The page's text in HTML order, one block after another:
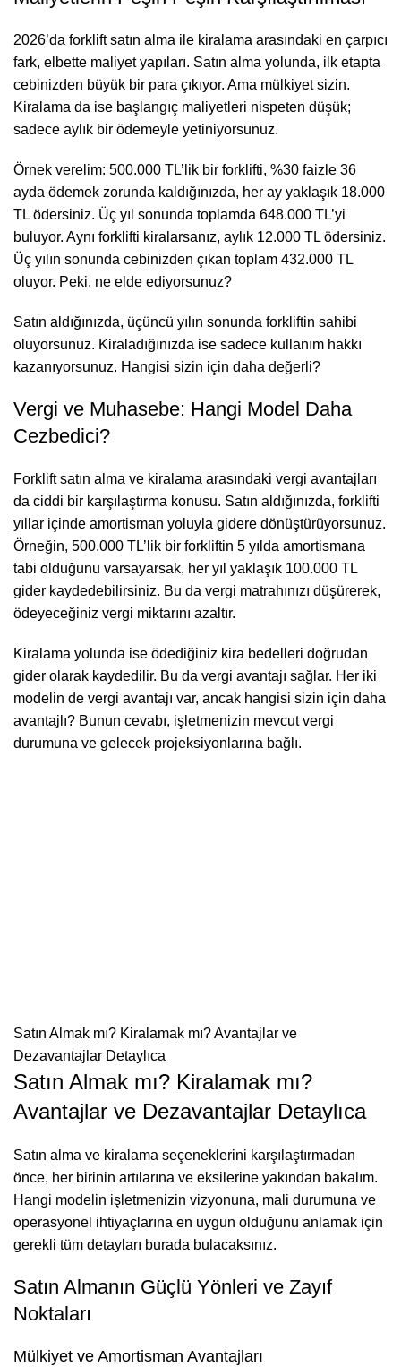
2026’da forklift satın alma ile kiralama arasındaki en çarpıcı
fark, elbette maliyet yapıları. Satın alma yolunda, ilk etapta
cebinizden büyük bir para çıkıyor. Ama mülkiyet sizin.
Kiralama da ise başlangıç maliyetleri nispeten düşük;
sadece aylık bir ödemeyle yetiniyorsunuz.
Örnek verelim: 500.000 TL’lik bir forklifti, %30 faizle 36
ayda ödemek zorunda kaldığınızda, her ay yaklaşık 18.000
TL ödersiniz. Üç yıl sonunda toplamda 648.000 TL’yi
buluyor. Aynı forklifti kiralarsanız, aylık 12.000 TL ödersiniz.
Üç yılın sonunda cebinizden çıkan toplam 432.000 TL
oluyor. Peki, ne elde ediyorsunuz?
Satın aldığınızda, üçüncü yılın sonunda forkliftin sahibi
oluyorsunuz. Kiraladığınızda ise sadece kullanım hakkı
kazanıyorsunuz. Hangisi sizin için daha değerli?
Vergi ve Muhasebe: Hangi Model Daha
Cezbedici?
Forklift satın alma ve kiralama arasındaki vergi avantajları
da ciddi bir karşılaştırma konusu. Satın aldığınızda, forklifti
yıllar içinde amortisman yoluyla gidere dönüştürüyorsunuz.
Örneğin, 500.000 TL’lik bir forkliftin 5 yılda amortismana
tabi olduğunu varsayarsak, her yıl yaklaşık 100.000 TL
gider kaydedebilirsiniz. Bu da vergi matrahınızı düşürerek,
ödeyeceğiniz vergi miktarını azaltır.
Kiralama yolunda ise ödediğiniz kira bedelleri doğrudan
gider olarak kaydedilir. Bu da vergi avantajı sağlar. Her iki
modelin de vergi avantajı var, ancak hangisi sizin için daha
avantajlı? Bunun cevabı, işletmenizin mevcut vergi
durumuna ve gelecek projeksiyonlarına bağlı.
Satın Almak mı? Kiralamak mı? Avantajlar ve
Dezavantajlar Detaylıca
Satın Almak mı? Kiralamak mı?
Avantajlar ve Dezavantajlar Detaylıca
Satın alma ve kiralama seçeneklerini karşılaştırmadan
önce, her birinin artılarına ve eksilerine yakından bakalım.
Hangi modelin işletmenizin vizyonuna, mali durumuna ve
operasyonel ihtiyaçlarına en uygun olduğunu anlamak için
gerekli tüm detayları burada bulacaksınız.
Satın Almanın Güçlü Yönleri ve Zayıf
Noktaları
Mülkiyet ve Amortisman Avantajları